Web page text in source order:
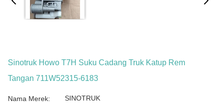
Sinotruk Howo T7H Suku Cadang Truk Katup Rem
Tangan 711W52315-6183
Nama Merek: SINOTRUK